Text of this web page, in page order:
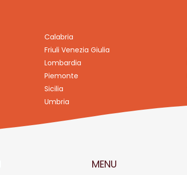
Calabria
Friuli Venezia Giulia
Lombardia
Piemonte
Sicilia
Umbria
MENU